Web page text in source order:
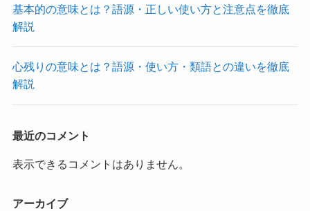
基本的の意味とは？語源・正しい使い方と注意点を徹底
解説
心残りの意味とは？語源・使い方・類語との違いを徹底
解説
最近のコメント
表示できるコメントはありません。
アーカイブ